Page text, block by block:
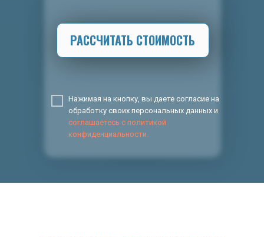
РАССЧИТАТЬ СТОИМОСТЬ
Нажимая на кнопку, вы даете согласие на
обработку своих персональных данных и
соглашаетесь с политикой
конфиденциальности.